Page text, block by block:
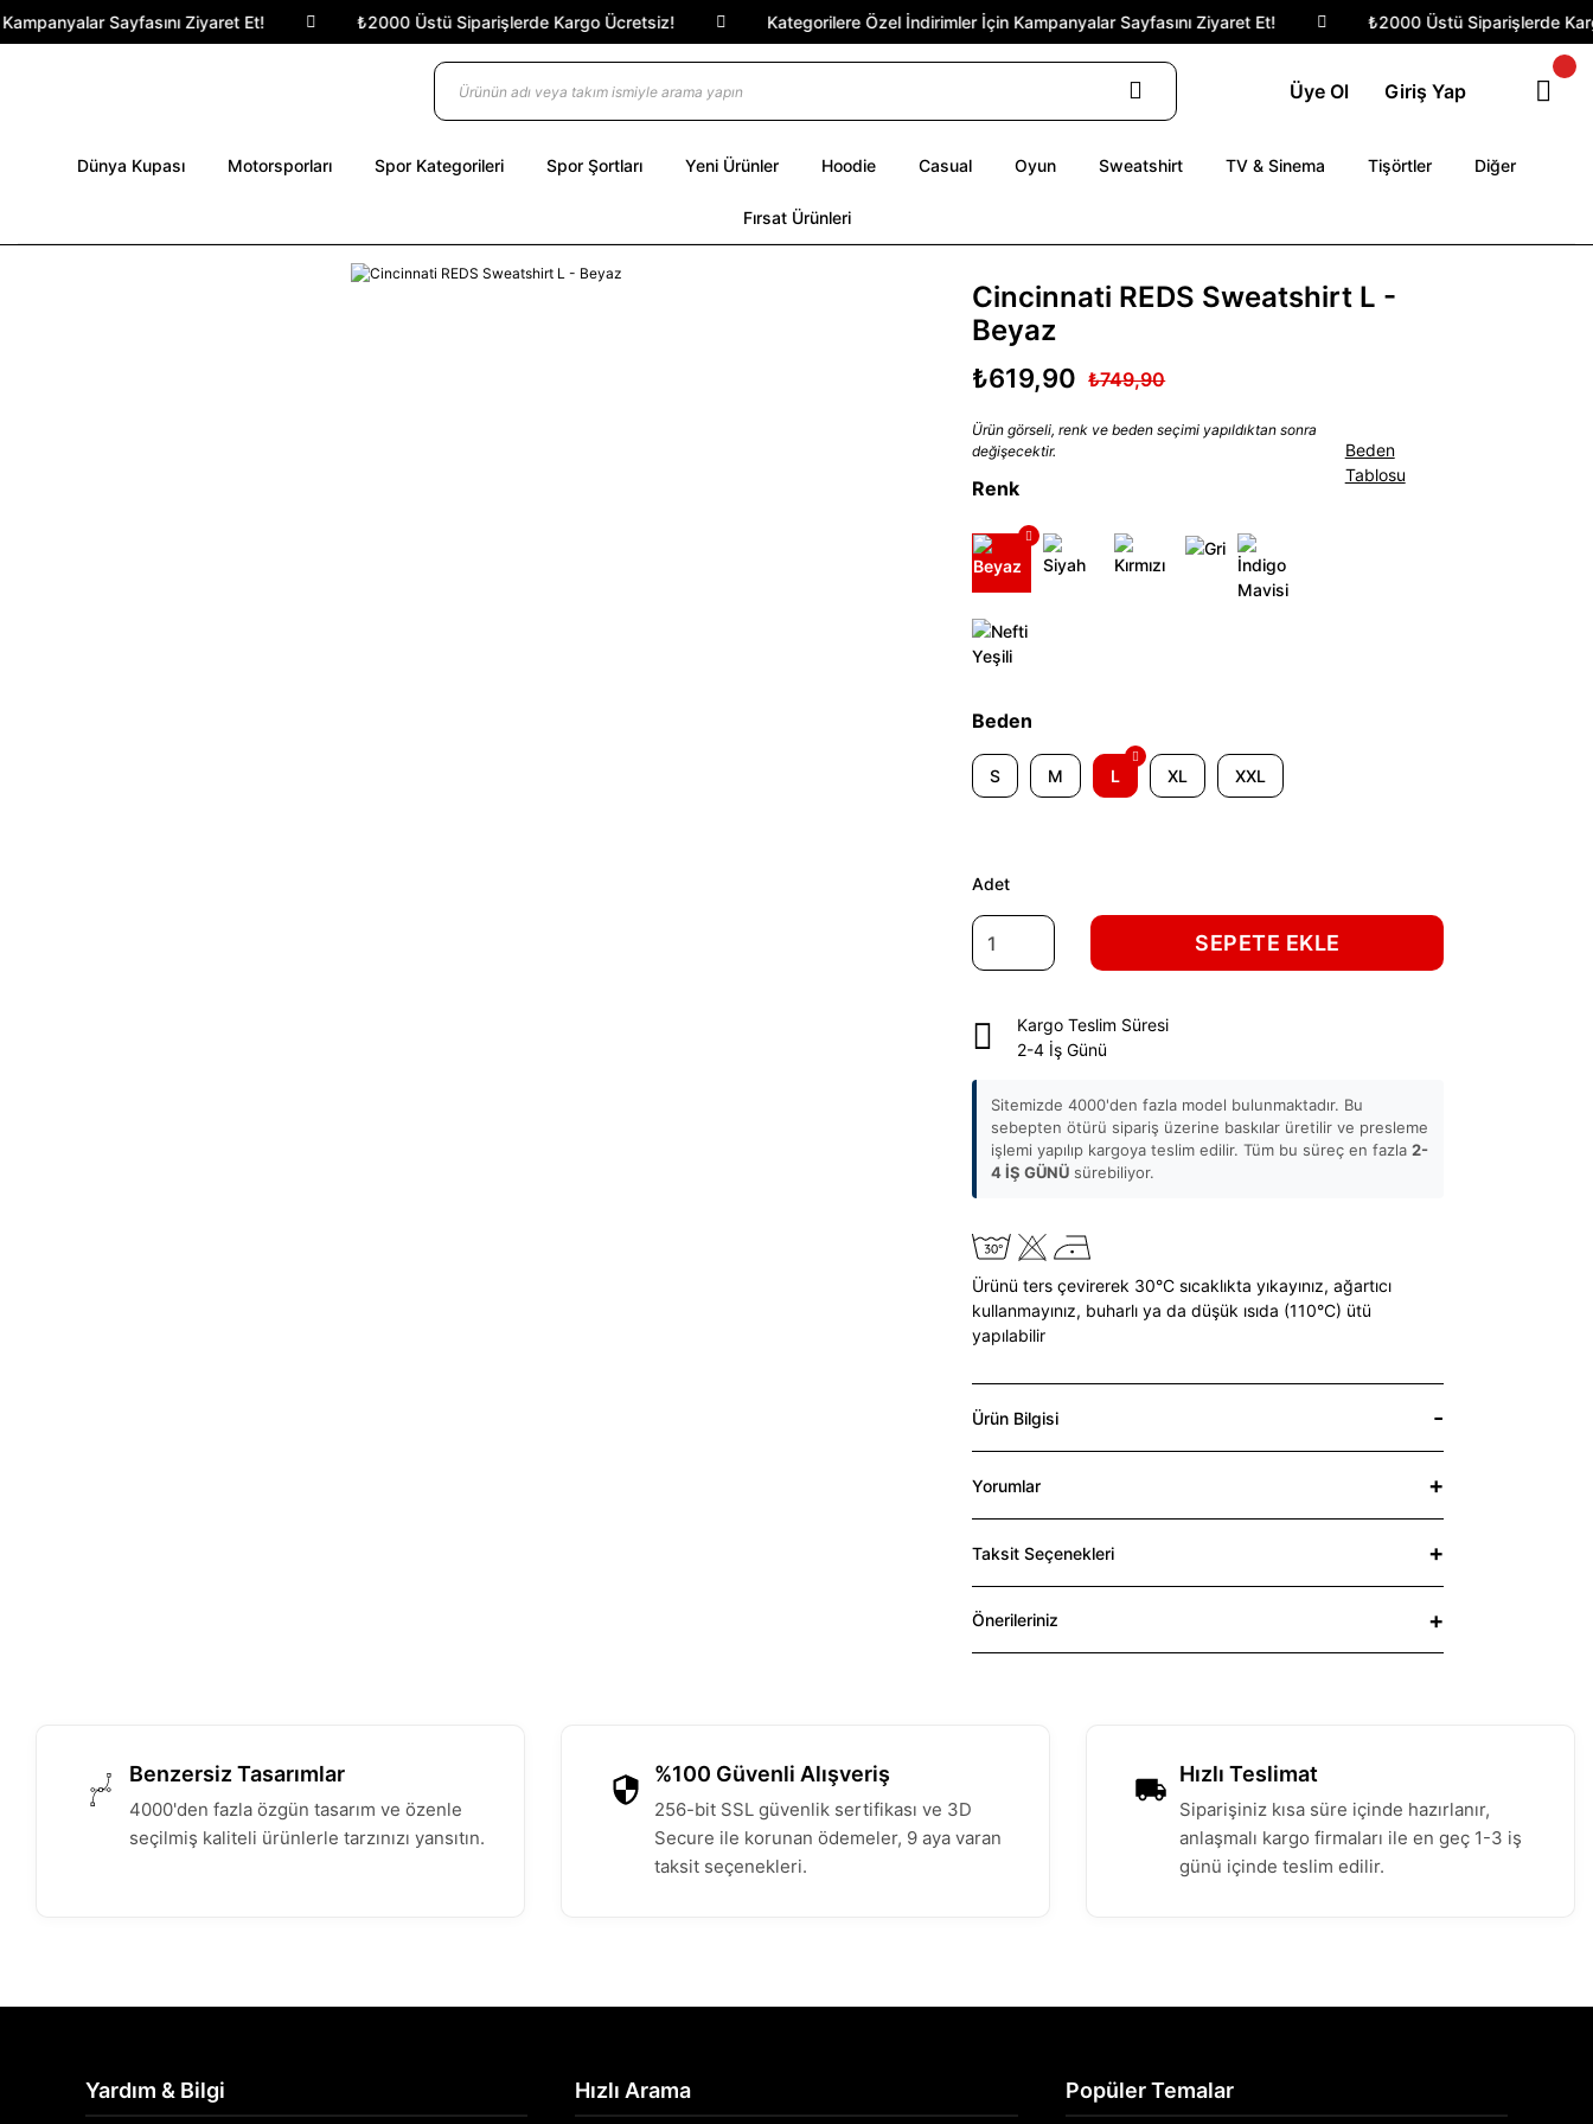
Sayfasını Ziyaret Et! ₺2000 Üstü Siparişlerde Kargo Ücretsiz! Kategorilere Özel İndirimler İçin Kampanyalar Sayfasını Ziyaret Et! ₺2000 Üstü Siparişlerde
Üye Ol Giriş Yap
Dünya Kupası Motorsporları Spor Kategorileri Spor Şortları Yeni Ürünler Hoodie Casual Oyun Sweatshirt TV & Sinema Tişörtler Diğer
Fırsat Ürünleri
Cincinnati REDS Sweatshirt L -
Beyaz
₺619,90 ₺749,90
Ürün görseli, renk ve beden seçimi yapıldıktan sonra
değişecektir.
Renk
Beden
S M L XL XXL
Beden
Tablosu
Adet
SEPETE EKLE
Kargo Teslim Süresi
2-4 İş Günü
Sitemizde 4000'den fazla model bulunmaktadır. Bu
sebepten ötürü sipariş üzerine baskılar üretilir ve presleme
işlemi yapılıp kargoya teslim edilir. Tüm bu süreç en fazla2-
4 İŞ GÜNÜ sürebiliyor.
Ürünü ters çevirerek 30°C sıcaklıkta yıkayınız, ağartıcı
kullanmayınız, buharlı ya da düşük ısıda (110°C) ütü
yapılabilir
Ürün Bilgisi
Yorumlar
Taksit Seçenekleri
Önerileriniz
Benzersiz Tasarımlar
4000'den fazla özgün tasarım ve özenle
seçilmiş kaliteli ürünlerle tarzınızı yansıtın.
%100 Güvenli Alışveriş
256-bit SSL güvenlik sertifikası ve 3D
Secure ile korunan ödemeler, 9 aya varan
taksit seçenekleri.
Hızlı Teslimat
Siparişiniz kısa süre içinde hazırlanır,
anlaşmalı kargo firmaları ile en geç 1-3 iş
günü içinde teslim edilir.
Yardım & Bilgi Hızlı Arama Popüler Temalar